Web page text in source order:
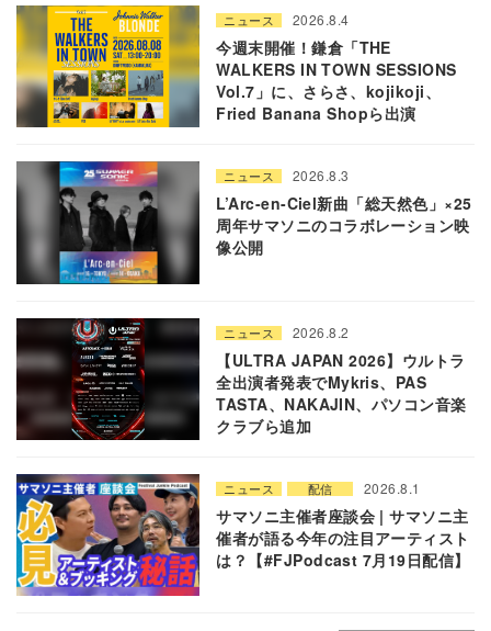
ニュース 2026.8.4
今週末開催！鎌倉「THE
WALKERS IN TOWN SESSIONS
Vol.7」に、さらさ、kojikoji、
Fried Banana Shopら出演
ニュース 2026.8.3
L’Arc-en-Ciel新曲「総天然色」×25
周年サマソニのコラボレーション映
像公開
ニュース 2026.8.2
【ULTRA JAPAN 2026】ウルトラ
全出演者発表でMykris、PAS
TASTA、NAKAJIN、パソコン音楽
クラブら追加
ニュース 配信 2026.8.1
サマソニ主催者座談会 | サマソニ主
催者が語る今年の注目アーティスト
は？【#FJPodcast 7月19日配信】